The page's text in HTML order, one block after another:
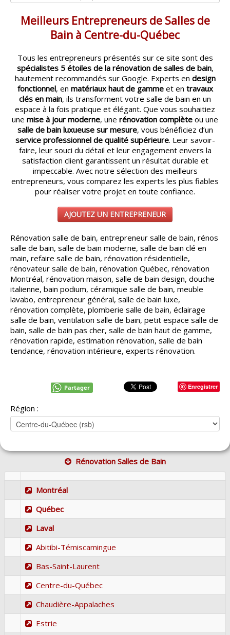
QUÉBEC
LAVAL
CATÉGORIES ▼
ACHETEUR / VENDEUR▼
ENTREPRENEURS▼
ESPACE COURTIER▼
Meilleurs Entrepreneurs de Salles de
Bain à Centre-du-Québec
Tous les entrepreneurs présentés sur ce site sont des
spécialistes 5 étoiles de la rénovation de salles de bain,
hautement recommandés sur Google. Experts en design
fonctionnel, en matériaux haut de gammeet en travaux
clés en main, ils transforment votre salle de bain en un
espace à la fois pratique et élégant. Que vous souhaitiez
une mise à jour moderne, une rénovation complète ou une
salle de bain luxueuse sur mesure, vous bénéficiez d’un
service professionnel de qualité supérieure. Leur savoir-
faire, leur souci du détail et leur engagement envers la
satisfaction client garantissent un résultat durable et
impeccable. Avec notre sélection des meilleurs
entrepreneurs, vous comparez les experts les plus fiables
pour réaliser votre projet en toute confiance.
AJOUTEZ UN ENTREPRENEUR
Rénovation salle de bain, entrepreneur salle de bain, rénos
salle de bain, salle de bain moderne, salle de bain clé en
main, refaire salle de bain, rénovation résidentielle,
rénovateur salle de bain, rénovation Québec, rénovation
Montréal, rénovation maison, salle de bain design, douche
italienne, bain podium, céramique salle de bain, meuble
lavabo, entrepreneur général, salle de bain luxe,
rénovation complète, plomberie salle de bain, éclairage
salle de bain, ventilation salle de bain, petit espace salle de
bain, salle de bain pas cher, salle de bain haut de gamme,
rénovation rapide, estimation rénovation, salle de bain
tendance, rénovation intérieure, experts rénovation.
Enregistrer
Partager
Région :
Rénovation Salles de Bain
Montréal
Québec
Laval
Abitibi-Témiscamingue
Bas-Saint-Laurent
Centre-du-Québec
Chaudière-Appalaches
Estrie